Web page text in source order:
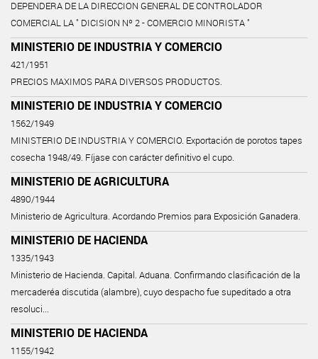
DEPENDERA DE LA DIRECCION GENERAL DE CONTROLADOR
COMERCIAL LA " DICISION Nº 2 - COMERCIO MINORISTA "
MINISTERIO DE INDUSTRIA Y COMERCIO
421/1951
PRECIOS MAXIMOS PARA DIVERSOS PRODUCTOS.
MINISTERIO DE INDUSTRIA Y COMERCIO
1562/1949
MINISTERIO DE INDUSTRIA Y COMERCIO. Exportación de porotos tapes
cosecha 1948/49. Fíjase con carácter definitivo el cupo.
MINISTERIO DE AGRICULTURA
4890/1944
Ministerio de Agricultura. Acordando Premios para Exposición Ganadera.
MINISTERIO DE HACIENDA
1335/1943
Ministerio de Hacienda. Capital. Aduana. Confirmando clasificación de la
mercaderéa discutida (alambre), cuyo despacho fue supeditado a otra
resoluci...
MINISTERIO DE HACIENDA
1155/1942